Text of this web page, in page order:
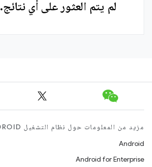
لم يتم العثور على أي نتائج.
مزيد من المعلومات حول نظام التشغيل ANDROID
Android
Android for Enterprise